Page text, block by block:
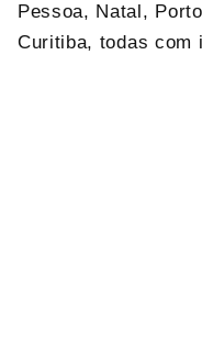
Pessoa, Natal,
Curitiba, todas com